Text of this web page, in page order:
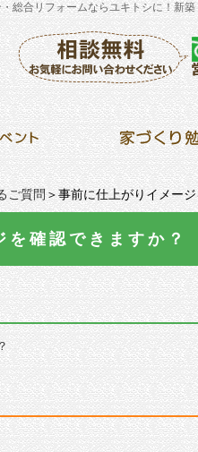
総合リフォームならユキトシに！新
ご質問＞事前に仕上がりイメー
確認できますか？